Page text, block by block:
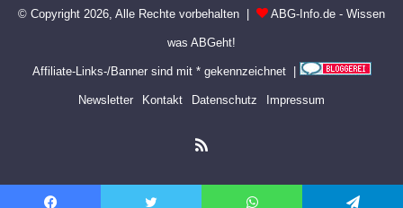
© Copyright 2026, Alle Rechte vorbehalten | ABG-Info.de - Wissen
was ABGeht!
Affiliate-Links-/Banner sind mit * gekennzeichnet |
Newsletter Kontakt Datenschutz Impressum